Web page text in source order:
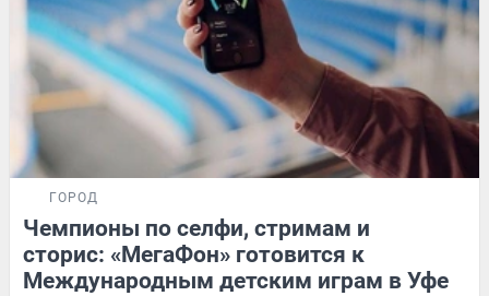
ГОРОД
Чемпионы по селфи, стримам и
сторис: «МегаФон» готовится к
Международным детским играм в Уфе